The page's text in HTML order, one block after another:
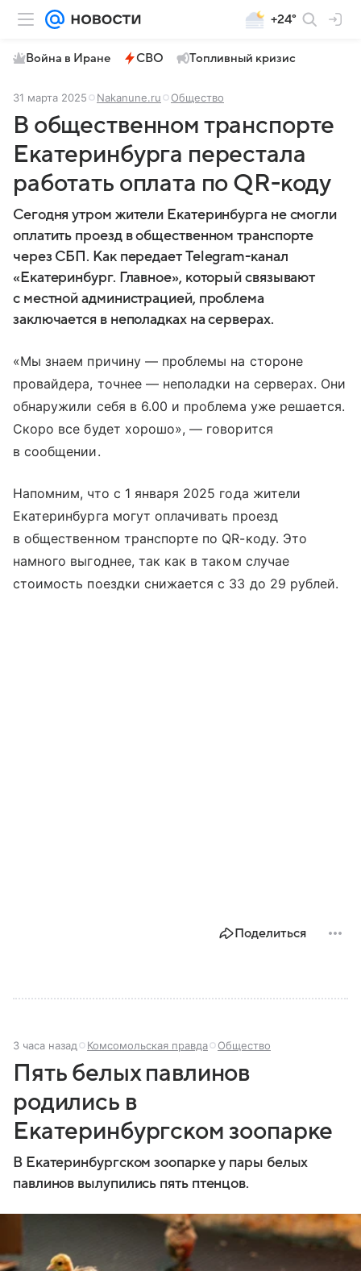
+24°
Война в Иране СВО Топливный кризис
31 марта 2025 Nakanune.ru Общество
В общественном транспорте
Екатеринбурга перестала
работать оплата по QR-коду
Сегодня утром жители Екатеринбурга не смогли
оплатить проезд в общественном транспорте
через СБП. Как передает Telegram-канал
«Екатеринбург. Главное», который связывают
с местной администрацией, проблема
заключается в неполадках на серверах.
«Мы знаем причину — проблемы на стороне
провайдера, точнее — неполадки на серверах. Они
обнаружили себя в 6.00 и проблема уже решается.
Скоро все будет хорошо», — говорится
в сообщении.
Напомним, что с 1 января 2025 года жители
Екатеринбурга могут оплачивать проезд
в общественном транспорте по QR-коду. Это
намного выгоднее, так как в таком случае
стоимость поездки снижается с 33 до 29 рублей.
Поделиться
3 часа назад Комсомольская правда Общество
Пять белых павлинов
родились в
Екатеринбургском зоопарке
В Екатеринбургском зоопарке у пары белых
павлинов вылупились пять птенцов.